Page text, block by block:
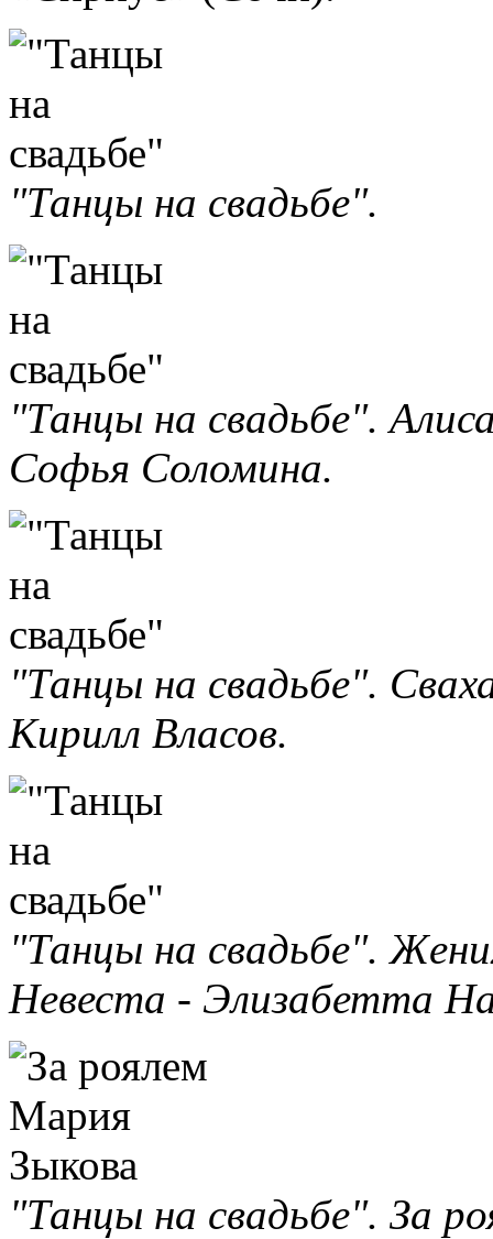
"Танцы на свадьбе".
"Танцы на свадьбе".
Софья Соломина.
"Танцы на свадьбе".
Кирилл Власов.
"Танцы на свадьбе".
Невеста - Элизабетта
"Танцы на свадьбе". За